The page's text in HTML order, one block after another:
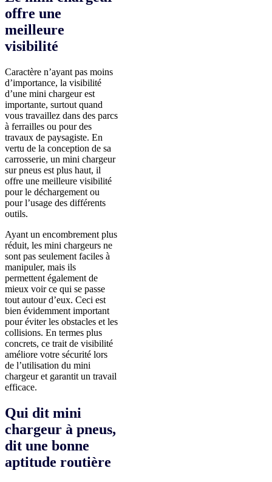
offre une
meilleure
visibilité
Caractère n’ayant pas moins
d’importance, la visibilité
d’une mini chargeur est
importante, surtout quand
vous travaillez dans des parcs
à ferrailles ou pour des
travaux de paysagiste. En
vertu de la conception de sa
carrosserie, un mini chargeur
sur pneus est plus haut, il
offre une meilleure visibilité
pour le déchargement ou
pour l’usage des différents
outils.
Ayant un encombrement plus
réduit, les mini chargeurs ne
sont pas seulement faciles à
manipuler, mais ils
permettent également de
mieux voir ce qui se passe
tout autour d’eux. Ceci est
bien évidemment important
pour éviter les obstacles et les
collisions. En termes plus
concrets, ce trait de visibilité
améliore votre sécurité lors
de l’utilisation du mini
chargeur et garantit un travail
efficace.
Qui dit mini
chargeur à pneus,
dit une bonne
aptitude routière